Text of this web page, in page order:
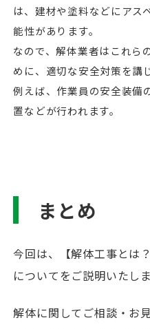
は、建材や塗料などにアス
能性があります。
なので、解体業者はこれら
めに、適切な安全対策を講
例えば、作業員の安全装備
置などが行われます。
まとめ
今回は、【解体工事とは
についてをご説明いたしま
解体に関してご相談・お